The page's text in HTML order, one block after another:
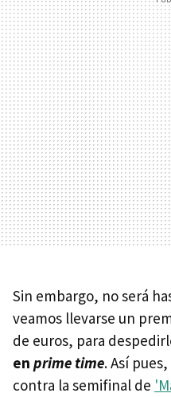
Sin embargo, no será
veamos llevarse un
de euros, para
en prime time. Así
contra la semifinal de